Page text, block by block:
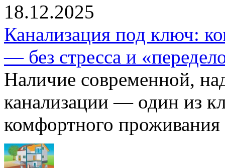
18.12.2025
Канализация под ключ:
— без стресса и
Наличие современной,
канализации — один из
комфортного проживания